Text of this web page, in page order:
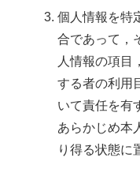
個人情報を特
合であって，
人情報の項目
する者の利用
いて責任を有
あらかじめ本
り得る状態に